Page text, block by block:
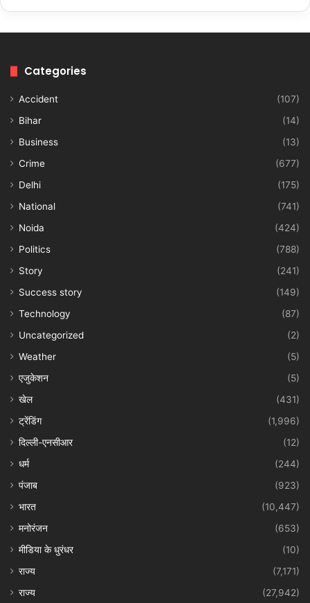
Categories
Accident
(107)
Bihar
(14)
Business
(13)
Crime
(677)
Delhi
(175)
National
(741)
Noida
(424)
Politics
(788)
Story
(241)
Success story
(149)
Technology
(87)
Uncategorized
(2)
Weather
(5)
एजुकेशन
(5)
खेल
(431)
ट्रेंडिंग
(1,996)
दिल्ली-एनसीआर
(12)
धर्म
(244)
पंजाब
(923)
भारत
(10,447)
मनोरंजन
(653)
मीडिया के धुरंधर
(10)
राज्य
(7,171)
राज्य
(27,942)